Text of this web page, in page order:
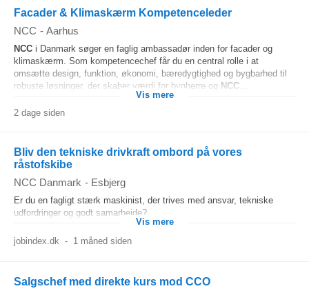
Facader & Klimaskærm Kompetenceleder
NCC - Aarhus
NCC i Danmark søger en faglig ambassadør inden for facader og
klimaskærm. Som kompetencechef får du en central rolle i at
omsætte design, funktion, økonomi, bæredygtighed og bygbarhed til
robuste løsninger, der skaber værdi for bygherre og NCC
Vis mere
2 dage siden
Bliv den tekniske drivkraft ombord på vores
råstofskibe
NCC Danmark - Esbjerg
Er du en fagligt stærk maskinist, der trives med ansvar, tekniske
udfordringer og godt samarbejde?
Vis mere
jobindex.dk - 1 måned siden
Salgschef med direkte kurs mod CCO